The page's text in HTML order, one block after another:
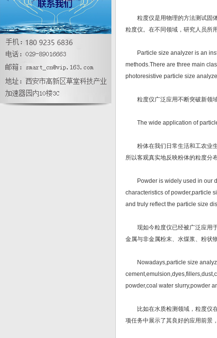
国产高稳定性压力变送器使用事项与
低温维养(03)
杆式2088压力液位计测量精度
±10mm误差的消除方法
双法兰液位(压力、差压)变送器安装
历时5年，耗资7000多万 这家企业研
发的国家重大科学仪器通过验收
粒度仪是用物理的方法测试固体
粒度仪。在不同领域，研究人员所
Particle size analyzer is an
methods.There are three main
photoresistive particle size
粒度仪广泛应用不断突破新领
The wide application of particle
粉体在我们日常生活和工农业生
所以客观真实地反映粉体的粒度分
Powder is widely used in our
characteristics of powder,particle
and truly reflect the particle size
现如今粒度仪已经被广泛应用于
金属与非金属粉末、水煤浆、粉状
Nowadays,particle size
powder,coal water slurry,powder
比如在水质检测领域，粒度仪在
项任务中展示了其良好的应用前景